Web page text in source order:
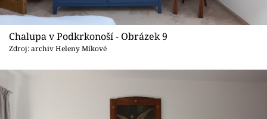
Chalupa v Podkrkonoší - Obrázek 9
Zdroj: archiv Heleny Míkové